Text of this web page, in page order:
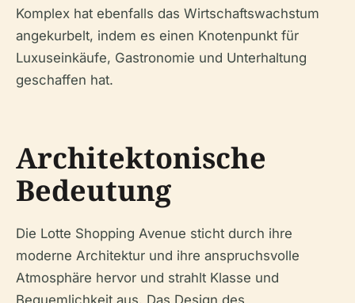
Komplex hat ebenfalls das Wirtschaftswachstum
angekurbelt, indem es einen Knotenpunkt für
Luxuseinkäufe, Gastronomie und Unterhaltung
geschaffen hat.
Architektonische
Bedeutung
Die Lotte Shopping Avenue sticht durch ihre
moderne Architektur und ihre anspruchsvolle
Atmosphäre hervor und strahlt Klasse und
Bequemlichkeit aus. Das Design des